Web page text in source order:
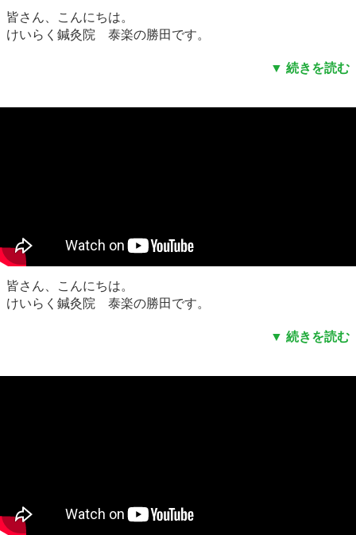
皆さん、こんにちは。
けいらく鍼灸院 泰楽の勝田です。
皆さん、こんにちは。
けいらく鍼灸院 泰楽の勝田です。